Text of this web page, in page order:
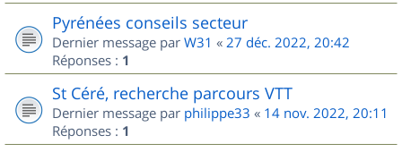
Pyrénées conseils secteur
Dernier message par W31 « 27 déc. 2022, 20:42
Réponses : 1
St Céré, recherche parcours VTT
Dernier message par philippe33 « 14 nov. 2022, 20:11
Réponses : 1